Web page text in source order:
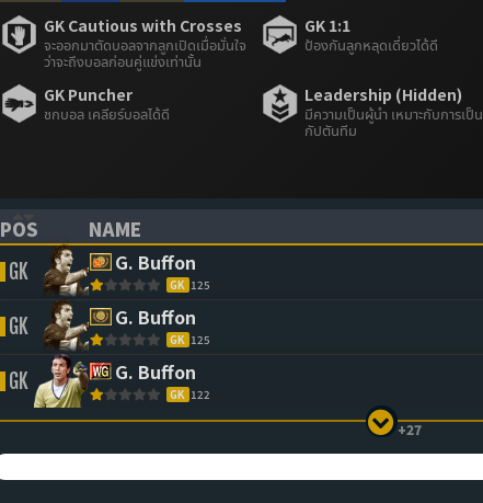
GK Cautious with Crosses
จะออกมาตัดบอลจากลูกเปิดเมื่อมั่นใจ
ว่าจะถึงบอลก่อนคู่แข่งเท่านั้น
GK 1:1
ป้องกันลูกหลุดเดี่ยวได้ดี
GK Puncher
ชกบอล เคลียร์บอลได้ดี
Leadership (Hidden)
มีความเป็นผู้นำ เหมาะกับการเป็น
กัปตันทีม
POS
(CLICK TO SORT ASCENDING)
NAME
(CLICK TO SORT ASCENDING)
GK G. Buffon
GK 125
GK G. Buffon
GK 125
GK G. Buffon
GK 122
+27